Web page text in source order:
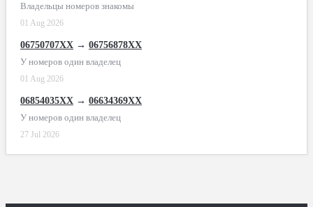
Владельцы номеров знакомы
01 Aug 2026
06750707XX → 06756878XX
У номеров один владелец
01 Aug 2026
06854035XX → 06634369XX
У номеров один владелец
27 Jul 2026